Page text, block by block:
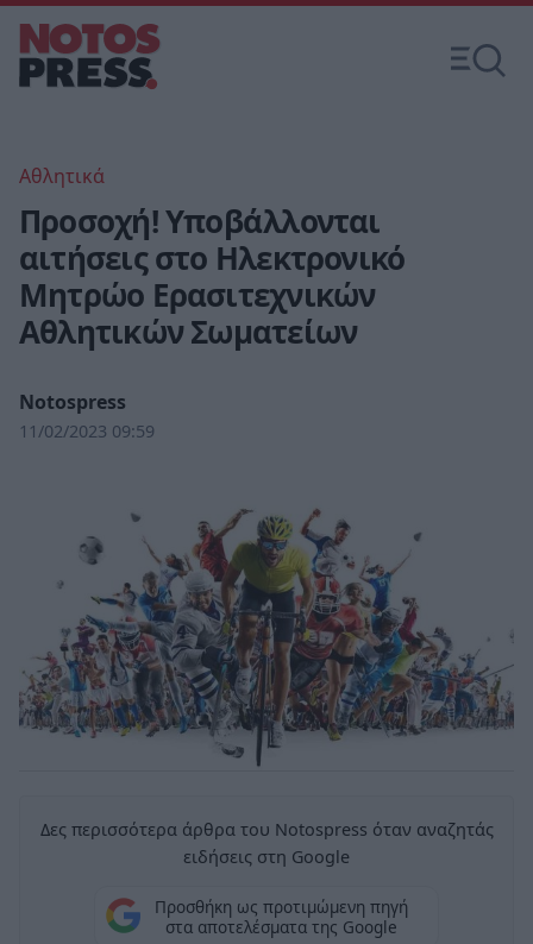
Αθλητικά
Προσοχή! Υποβάλλονται
αιτήσεις στο Ηλεκτρονικό
Μητρώο Ερασιτεχνικών
Αθλητικών Σωματείων
Notospress
11/02/2023 09:59
Δες περισσότερα άρθρα του Notospress όταν αναζητάς
ειδήσεις στη Google
Προσθήκη ως προτιμώμενη πηγή
στα αποτελέσματα της Google